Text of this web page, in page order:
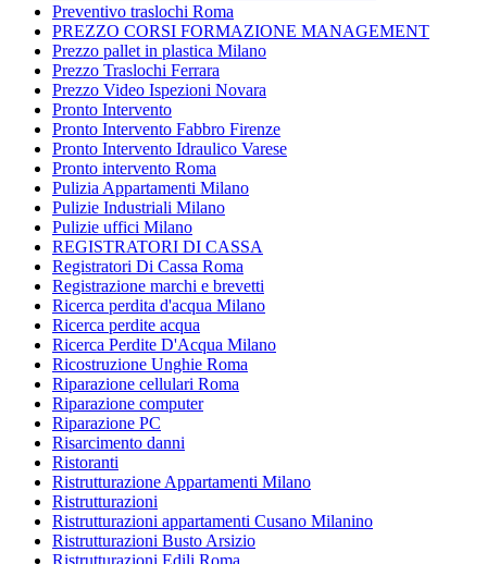
Preventivo traslochi Roma
PREZZO CORSI FORMAZIONE MANAGEMENT
Prezzo pallet in plastica Milano
Prezzo Traslochi Ferrara
Prezzo Video Ispezioni Novara
Pronto Intervento
Pronto Intervento Fabbro Firenze
Pronto Intervento Idraulico Varese
Pronto intervento Roma
Pulizia Appartamenti Milano
Pulizie Industriali Milano
Pulizie uffici Milano
REGISTRATORI DI CASSA
Registratori Di Cassa Roma
Registrazione marchi e brevetti
Ricerca perdita d'acqua Milano
Ricerca perdite acqua
Ricerca Perdite D'Acqua Milano
Ricostruzione Unghie Roma
Riparazione cellulari Roma
Riparazione computer
Riparazione PC
Risarcimento danni
Ristoranti
Ristrutturazione Appartamenti Milano
Ristrutturazioni
Ristrutturazioni appartamenti Cusano Milanino
Ristrutturazioni Busto Arsizio
Ristrutturazioni Edili Roma